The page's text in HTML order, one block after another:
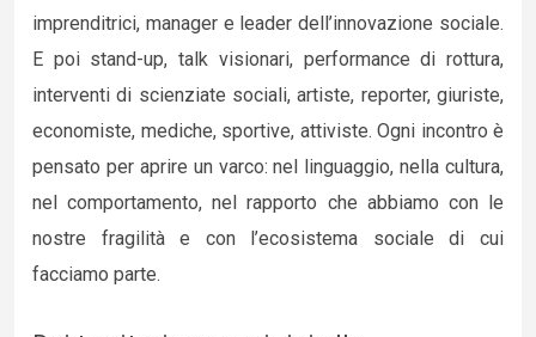
imprenditrici, manager e leader dell’innovazione sociale.
E poi stand-up, talk visionari, performance di rottura,
interventi di scienziate sociali, artiste, reporter, giuriste,
economiste, mediche, sportive, attiviste. Ogni incontro è
pensato per aprire un varco: nel linguaggio, nella cultura,
nel comportamento, nel rapporto che abbiamo con le
nostre fragilità e con l’ecosistema sociale di cui
facciamo parte.